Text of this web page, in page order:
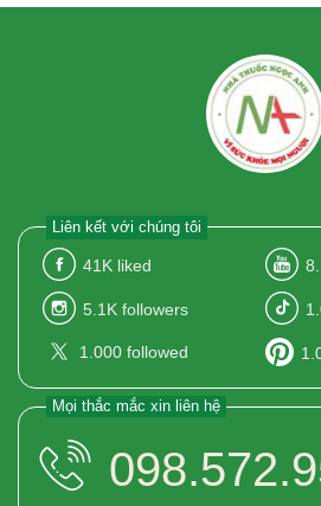
Liên kết với chúng tôi
41K liked
5.1K followers
1.000 followed
Mọi thắc mắc xin liên hệ